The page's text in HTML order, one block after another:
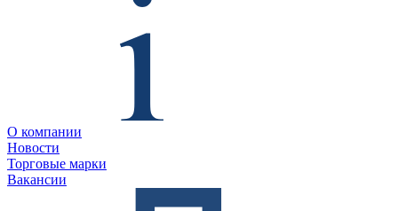
О компании
Новости
Торговые марки
Вакансии